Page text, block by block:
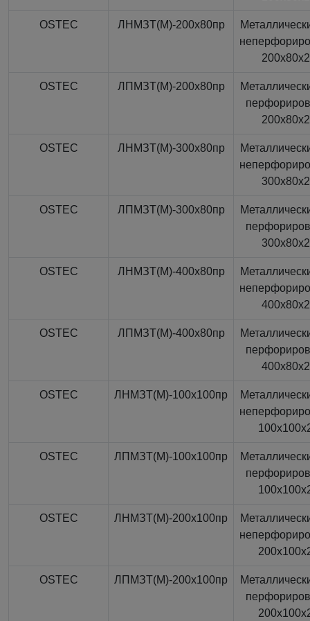
OSTEC ЛНМЗТ(М)-200x80пр
OSTEC ЛПМЗТ(М)-200x80пр
OSTEC ЛНМЗТ(М)-300x80пр
OSTEC ЛПМЗТ(М)-300x80пр
OSTEC ЛНМЗТ(М)-400x80пр
OSTEC ЛПМЗТ(М)-400x80пр
OSTEC ЛНМЗТ(М)-100x100пр
OSTEC ЛПМЗТ(М)-100x100пр
OSTEC ЛНМЗТ(М)-200x100пр
OSTEC ЛПМЗТ(М)-200x100пр